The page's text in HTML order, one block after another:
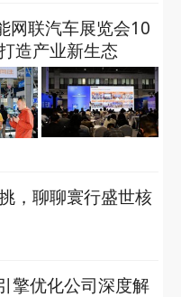
网联汽车展览会10
造产业新生态
，聊聊寰行盛世核
擎优化公司深度解